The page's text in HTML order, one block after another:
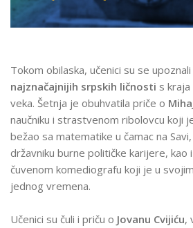
Tokom obilaska, učenici su se
najznačajnijih srpskih ličnosti s
veka. Šetnja je obuhvatila priče o
naučniku i strastvenom ribolovcu koji
bežao sa matematike u čamac na
državniku burne političke karijere, kao i
čuvenom komediografu koji je u
jednog vremena.
Učenici su čuli i priču o Jovanu Cvijiću,